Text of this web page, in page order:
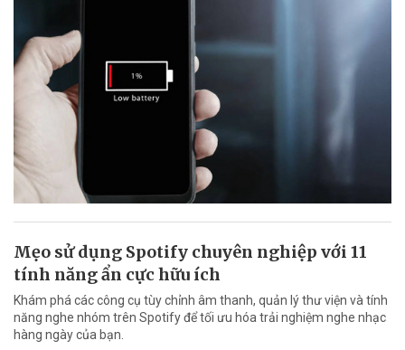
Mẹo sử dụng Spotify chuyên nghiệp với 11
tính năng ẩn cực hữu ích
Khám phá các công cụ tùy chỉnh âm thanh, quản lý thư viện và tính
năng nghe nhóm trên Spotify để tối ưu hóa trải nghiệm nghe nhạc
hàng ngày của bạn.